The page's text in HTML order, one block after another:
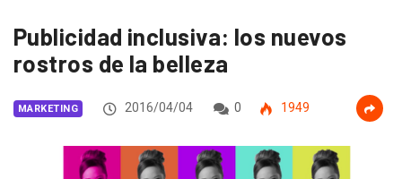
Publicidad inclusiva: los nuevos
rostros de la belleza
MARKETING 2016/04/04 0 1949